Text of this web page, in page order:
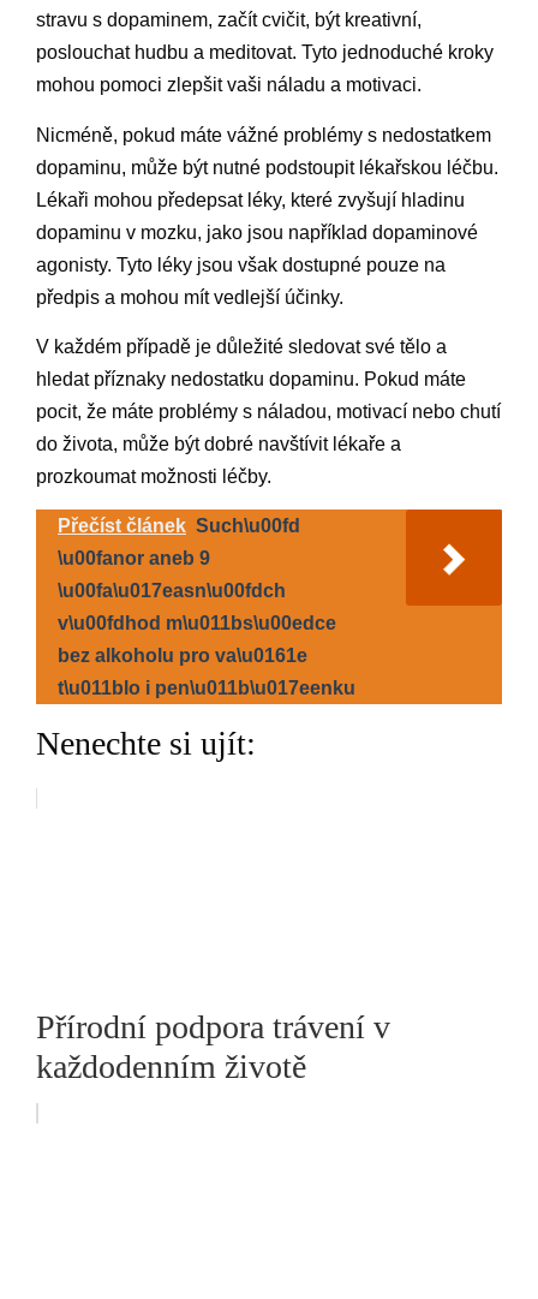
stravu s dopaminem, začít cvičit, být kreativní,
poslouchat hudbu a meditovat. Tyto jednoduché kroky
mohou pomoci zlepšit vaši náladu a motivaci.
Nicméně, pokud máte vážné problémy s nedostatkem
dopaminu, může být nutné podstoupit lékařskou léčbu.
Lékaři mohou předepsat léky, které zvyšují hladinu
dopaminu v mozku, jako jsou například dopaminové
agonisty. Tyto léky jsou však dostupné pouze na
předpis a mohou mít vedlejší účinky.
V každém případě je důležité sledovat své tělo a
hledat příznaky nedostatku dopaminu. Pokud máte
pocit, že máte problémy s náladou, motivací nebo chutí
do života, může být dobré navštívit lékaře a
prozkoumat možnosti léčby.
Přečíst článek Such\u00fd
\u00fanor aneb 9
\u00fa\u017easn\u00fdch
v\u00fdhod m\u011bs\u00edce
bez alkoholu pro va\u0161e
t\u011blo i pen\u011b\u017eenku
Nenechte si ujít:
Přírodní podpora trávení v
každodenním životě